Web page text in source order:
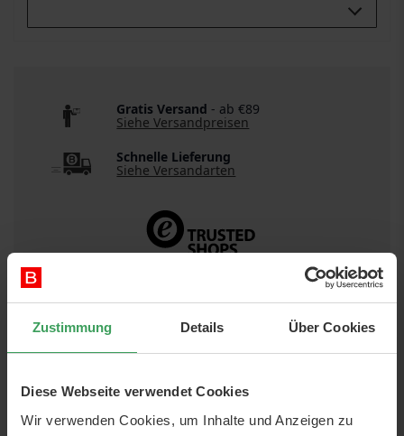
Zustimmung Details Über Cookies
Diese Webseite verwendet Cookies
Wir verwenden Cookies, um Inhalte und Anzeigen zu
DETAILS
Artikelnr.:
88033389161671403
Gratis Versand - ab €89
Siehe Versandpreisen
Schnelle Lieferung
Siehe Versandarten